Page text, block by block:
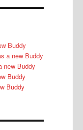
Buddy
a new Buddy
new Buddy
Buddy
Buddy